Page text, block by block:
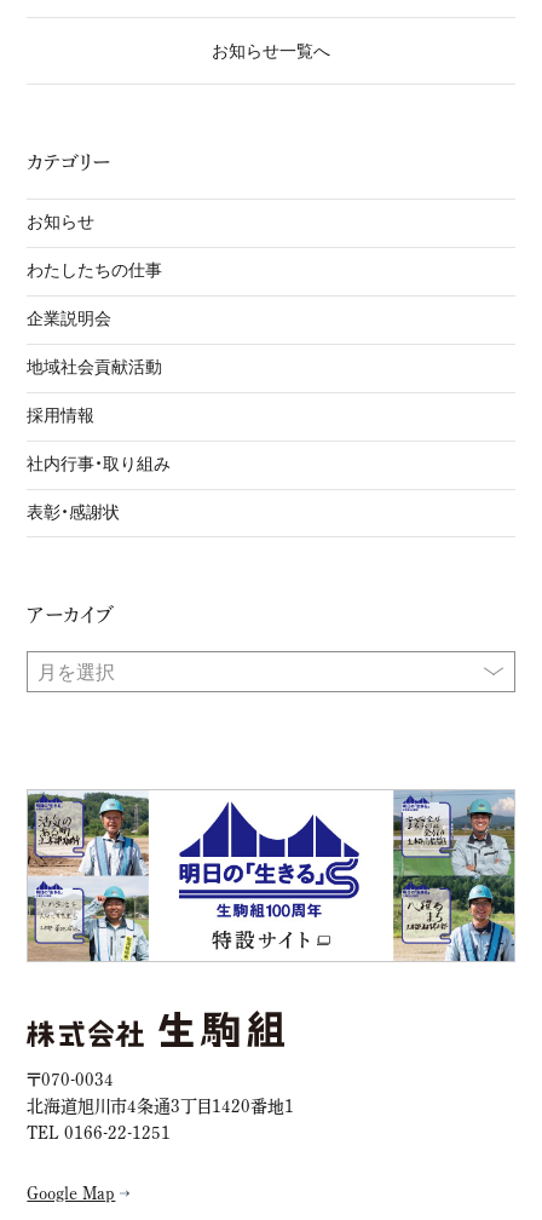
お知らせ一覧へ
カテゴリー
お知らせ
わたしたちの仕事
企業説明会
地域社会貢献活動
採用情報
社内行事・取り組み
表彰・感謝状
アーカイブ
〒070-0034
北海道旭川市4条通3丁目1420番地1
TEL 0166-22-1251
Google Map